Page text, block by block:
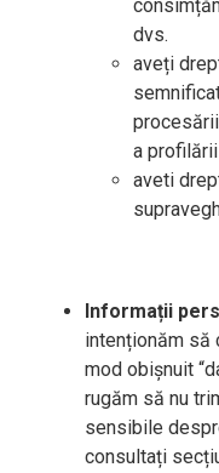
dvs.
aveți
a profilării
aveti
Informații
intenționăm să
mod obișnuit
rugăm să nu
sensibile
consultați